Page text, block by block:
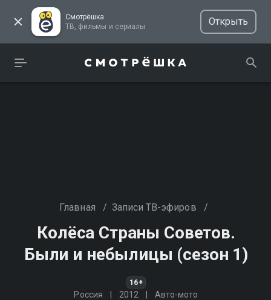
Смотрёшка
ТВ, фильмы и сериалы
Открыть
Главная / Записи ТВ-эфиров /
Колёса Страны Советов.
Были и небылицы (сезон 1)
16+
Россия 2012 Авто-мото